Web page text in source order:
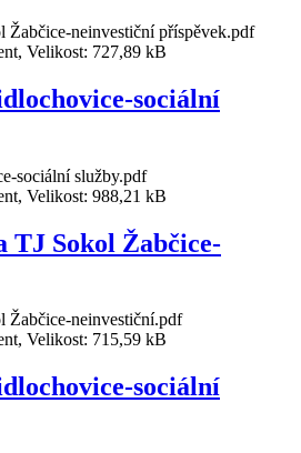
Žabčice-neinvestiční příspěvek.pdf
Velikost: 727,89 kB
sociální
sociální služby.pdf
Velikost: 988,21 kB
TJ Sokol Žabčice-
Žabčice-neinvestiční.pdf
Velikost: 715,59 kB
sociální